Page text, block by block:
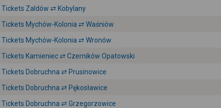
Tickets Zaldów ⇄ Kobylany
Tickets Mychów-Kolonia ⇄ Waśniów
Tickets Mychów-Kolonia ⇄ Wronów
Tickets Kamieniec ⇄ Czerników Opatowski
Tickets Dobruchna ⇄ Prusinowice
Tickets Dobruchna ⇄ Pękosławice
Tickets Dobruchna ⇄ Grzegorzowice